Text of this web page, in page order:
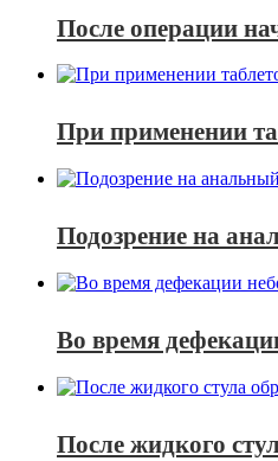
После операции
При применении
Подозрение на
Во время
После жидкого